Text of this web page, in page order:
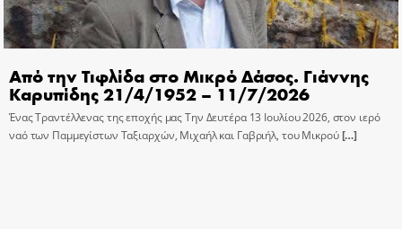
Από την Τιφλίδα στο Μικρό Δάσος. Γιάννης
Καρυπίδης 21/4/1952 – 11/7/2026
Ένας Τραντέλλενας της εποχής μας Την Δευτέρα 13 Ιουλίου 2026, στον ιερό
ναό των Παμμεγίστων Ταξιαρχών, Μιχαήλ και Γαβριήλ, του Μικρού[…]